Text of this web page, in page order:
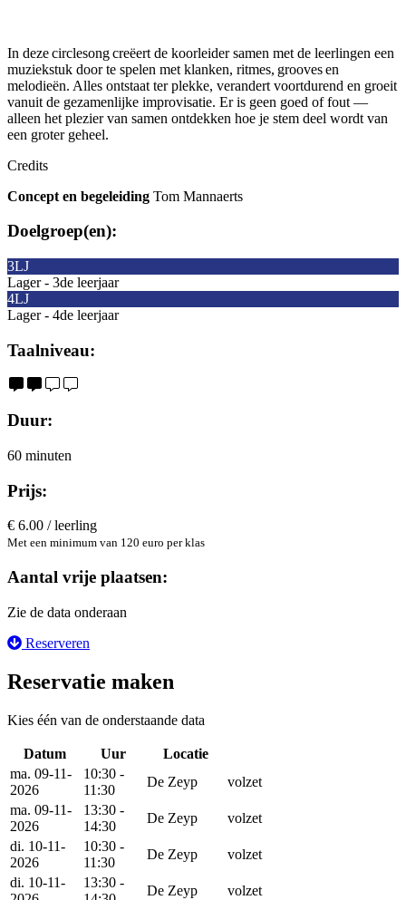
In deze circlesong creëert de koorleider samen met de leerlingen een
muziekstuk door te spelen met klanken, ritmes, grooves en
melodieën. Alles ontstaat ter plekke, verandert voortdurend en groeit
vanuit de gezamenlijke improvisatie. Er is geen goed of fout —
alleen het plezier van samen ontdekken hoe je stem deel wordt van
een groter geheel.
Credits
Concept en begeleiding Tom Mannaerts
Doelgroep(en):
3LJ
Lager - 3de leerjaar
4LJ
Lager - 4de leerjaar
Taalniveau:
Duur:
60 minuten
Prijs:
€ 6.00 / leerling
Met een minimum van 120 euro per klas
Aantal vrije plaatsen:
Zie de data onderaan
Reserveren
Reservatie maken
Kies één van de onderstaande data
Datum Uur Locatie
ma. 09-11-
2026
10:30 -
11:30
De Zeyp
volzet
ma. 09-11-
2026
13:30 -
14:30
De Zeyp
volzet
di. 10-11-
2026
10:30 -
11:30
De Zeyp
volzet
di. 10-11-
13:30 -
De Zeyp volzet